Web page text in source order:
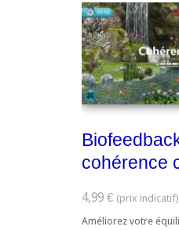
cohérence
4,99 €
Améliorez votre